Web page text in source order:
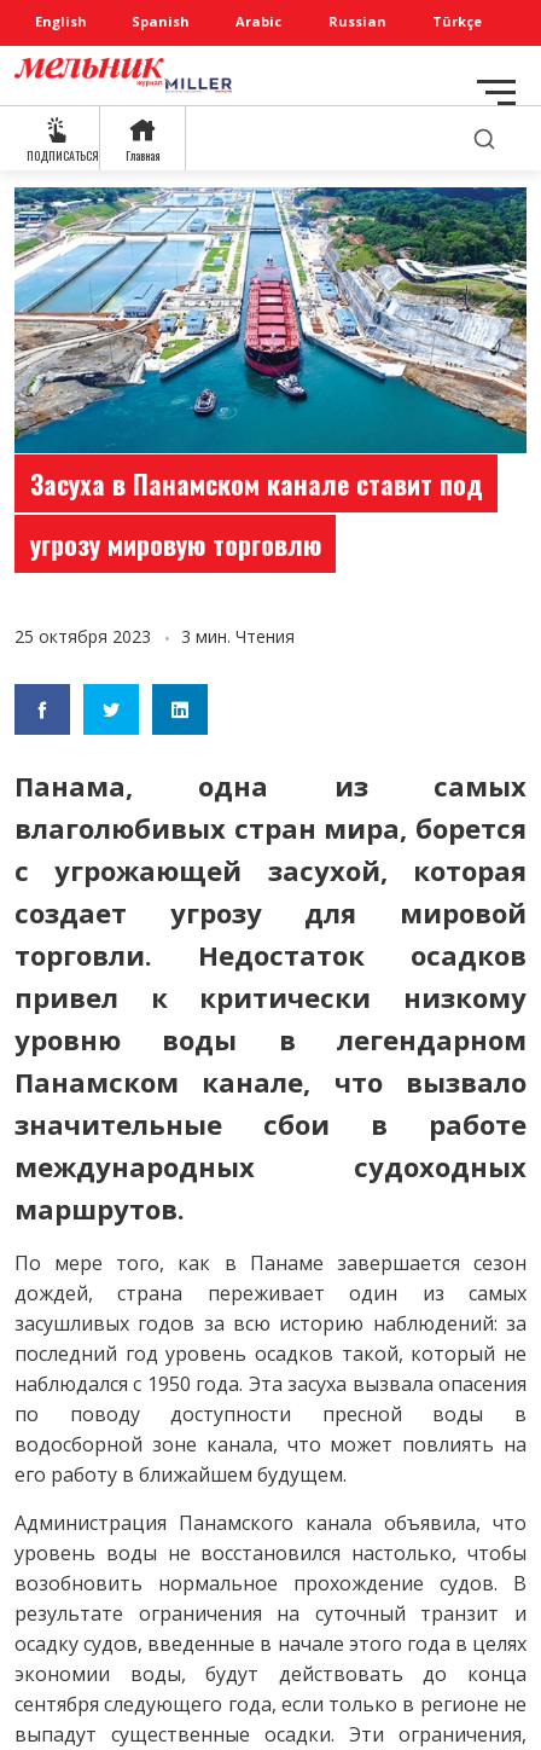
English Spanish Arabic Russian Türkçe
ПОДПИСАТЬСЯ Главная
Засуха в Панамском канале ставит под
угрозу мировую торговлю
25 октября 2023 3 мин. Чтения
Панама, одна из самых
влаголюбивых стран мира, борется
с угрожающей засухой, которая
создает угрозу для мировой
торговли. Недостаток осадков
привел к критически низкому
уровню воды в легендарном
Панамском канале, что вызвало
значительные сбои в работе
международных судоходных
маршрутов.
По мере того, как в Панаме завершается сезон
дождей, страна переживает один из самых
засушливых годов за всю историю наблюдений: за
последний год уровень осадков такой, который не
наблюдался с 1950 года. Эта засуха вызвала опасения
по поводу доступности пресной воды в
водосборной зоне канала, что может повлиять на
его работу в ближайшем будущем.
Администрация Панамского канала объявила, что
уровень воды не восстановился настолько, чтобы
возобновить нормальное прохождение судов. В
результате ограничения на суточный транзит и
осадку судов, введенные в начале этого года в целях
экономии воды, будут действовать до конца
сентября следующего года, если только в регионе не
выпадут существенные осадки. Эти ограничения,